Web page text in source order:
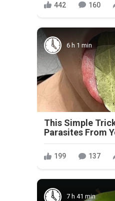
442 160
6 h 1 min
This Simple
Parasites From
199 137
7 h 41 min